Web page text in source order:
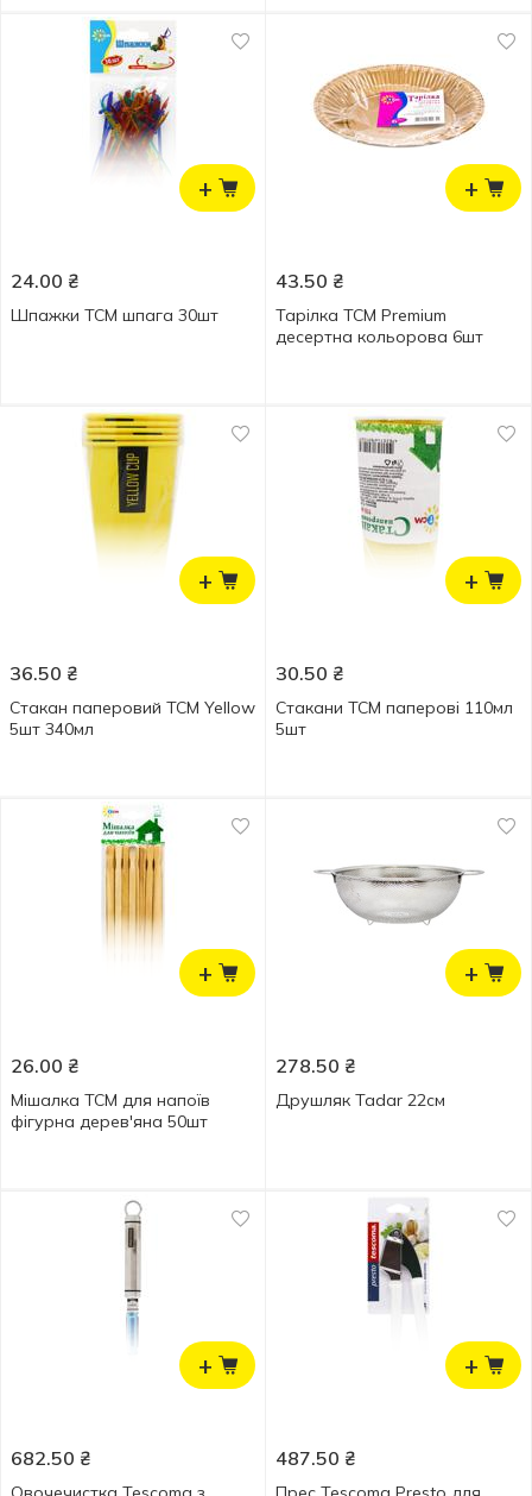
+
24.00 ₴
Шпажки ТСМ шпага 30шт
+
43.50 ₴
Тарілка ТСМ Premium
десертна кольорова 6шт
+
36.50 ₴
Стакан паперовий ТСМ Yellow
5шт 340мл
+
30.50 ₴
Стакани ТСМ паперові 110мл
5шт
+
26.00 ₴
Мішалка ТСМ для напоїв
фігурна дерев'яна 50шт
+
278.50 ₴
Друшляк Tadar 22см
+
682.50 ₴
+
487.50 ₴